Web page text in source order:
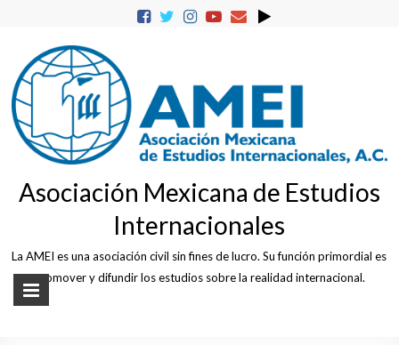
Asociación Mexicana de Estudios
Internacionales
La AMEI es una asociación civil sin fines de lucro. Su función primordial es
promover y difundir los estudios sobre la realidad internacional.